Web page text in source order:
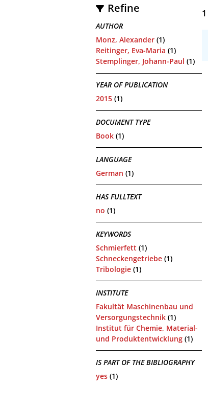
Refine
AUTHOR
Monz, Alexander (1)
Reitinger, Eva-Maria (1)
Stemplinger, Johann-Paul (1)
YEAR OF PUBLICATION
2015 (1)
DOCUMENT TYPE
Book (1)
LANGUAGE
German (1)
HAS FULLTEXT
no (1)
KEYWORDS
Schmierfett (1)
Schneckengetriebe (1)
Tribologie (1)
INSTITUTE
Fakultät Maschinenbau und
Versorgungstechnik (1)
Institut für Chemie, Material-
und Produktentwicklung (1)
IS PART OF THE BIBLIOGRAPHY
yes (1)
1